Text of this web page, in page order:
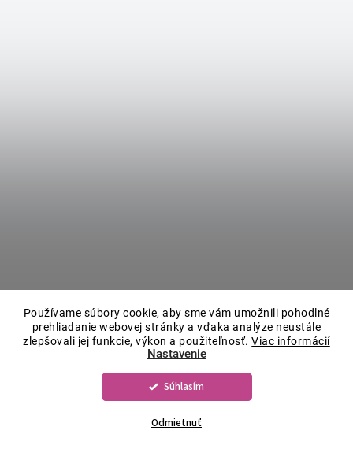
Používame súbory cookie, aby sme vám umožnili pohodlné
prehliadanie webovej stránky a vďaka analýze neustále
zlepšovali jej funkcie, výkon a použiteľnosť.Viac informácií
Nastavenie
Odmietnuť
Súhlasím